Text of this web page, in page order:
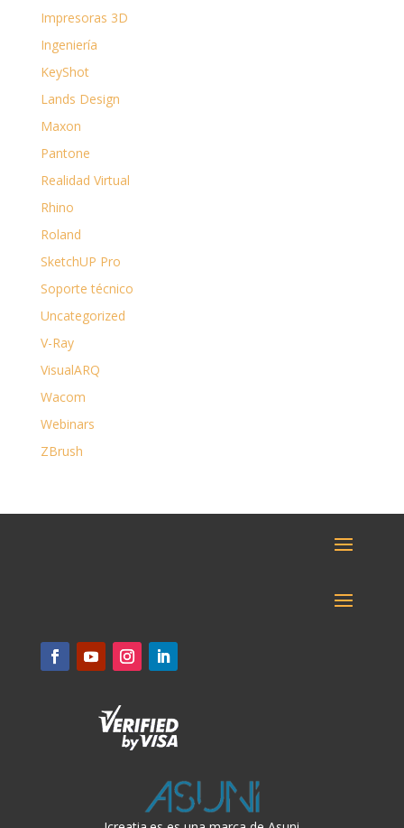
Impresoras 3D
Ingeniería
KeyShot
Lands Design
Maxon
Pantone
Realidad Virtual
Rhino
Roland
SketchUP Pro
Soporte técnico
Uncategorized
V-Ray
VisualARQ
Wacom
Webinars
ZBrush